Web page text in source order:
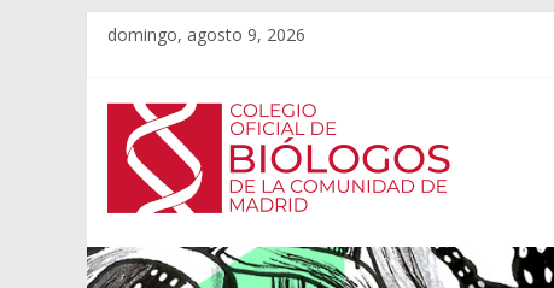
domingo, agosto 9, 2026